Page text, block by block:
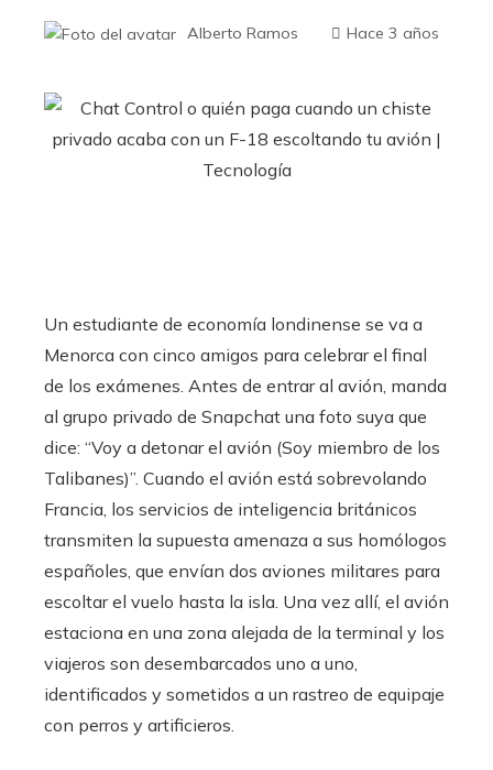
Alberto Ramos Hace 3 años
Un estudiante de economía londinense se va a
Menorca con cinco amigos para celebrar el final
de los exámenes. Antes de entrar al avión, manda
al grupo privado de Snapchat una foto suya que
dice: “Voy a detonar el avión (Soy miembro de los
Talibanes)”. Cuando el avión está sobrevolando
Francia, los servicios de inteligencia británicos
transmiten la supuesta amenaza a sus homólogos
españoles, que envían dos aviones militares para
escoltar el vuelo hasta la isla. Una vez allí, el avión
estaciona en una zona alejada de la terminal y los
viajeros son desembarcados uno a uno,
identificados y sometidos a un rastreo de equipaje
con perros y artificieros.